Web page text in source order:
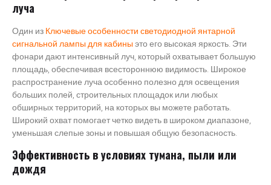
луча
Один изКлючевые особенности светодиодной янтарной
сигнальной лампы для кабиныэто его высокая яркость. Эти
фонари дают интенсивный луч, который охватывает большую
площадь, обеспечивая всестороннюю видимость. Широкое
распространение луча особенно полезно для освещения
больших полей, строительных площадок или любых
обширных территорий, на которых вы можете работать.
Широкий охват помогает четко видеть в широком диапазоне,
уменьшая слепые зоны и повышая общую безопасность.
Эффективность в условиях тумана, пыли или
дождя